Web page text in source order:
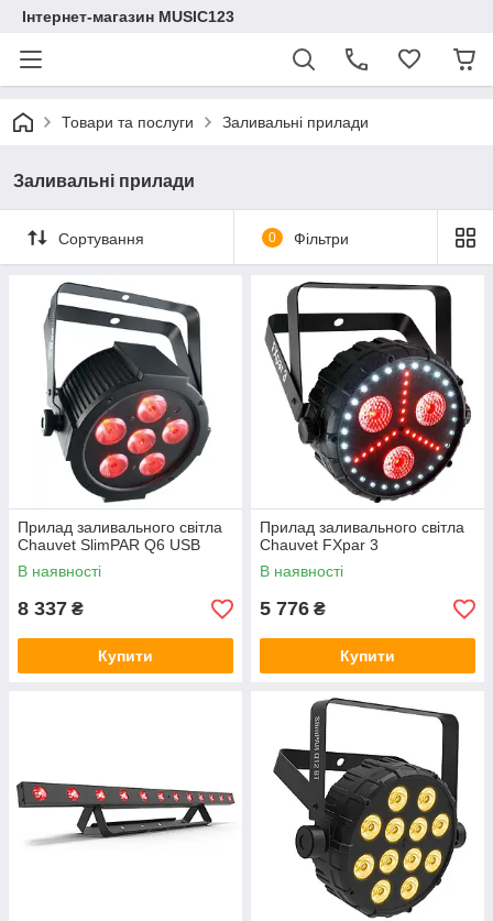
Інтернет-магазин MUSIC123
Товари та послуги Заливальні прилади
Заливальні прилади
Сортування 0 Фільтри
Прилад заливального світла
Chauvet SlimPAR Q6 USB
В наявності
8 337 ₴
Купити
Прилад заливального світла
Chauvet FXpar 3
В наявності
5 776 ₴
Купити